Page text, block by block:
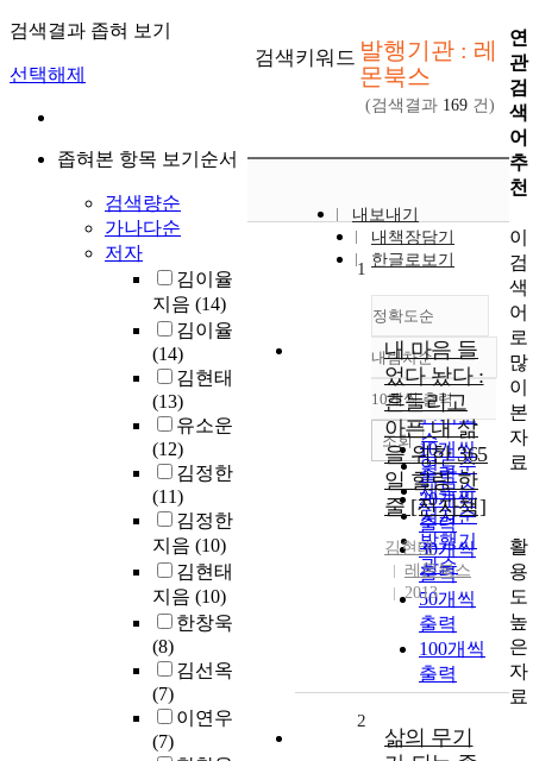
검색결과 좁혀 보기
선택해제
좁혀본 항목 보기순서
검색량순
가나다순
저자
김이율
지음 (14)
김이율
(14)
김현태
(13)
유소운
(12)
김정한
(11)
김정한
지음 (10)
김현태
지음 (10)
한창욱
(8)
김선옥
(7)
이연우
(7)
검색키워드 발행기관 : 레
몬북스
(검색결과 169 건)
내보내기
내책장담기
한글로보기
정확도순
정확도
순
인기도
순
연도순
제목순
저자순
발행기
관순
내림차순
내림차순
10개씩 출력
10개씩
출력
20개씩
출력
30개씩
출력
50개씩
출력
100개씩
출력
조회
1
내 마음 들
었다 놨다 :
흔들리고
아픈 내 삶
을 위한 365
일 힐링 한
줄 [전자책]
김현태
레몬북스
2013
2
삶의 무기
연
관
검
색
어
추
천
이
검
색
어
로
많
이
본
자
료
활
용
도
높
은
자
료